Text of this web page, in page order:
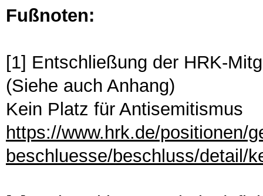
Fußnoten:
[1] Entschließung der HRK-
(Siehe auch Anhang)
Kein Platz für Antisemitismus
https://www.hrk.de/positionen/
beschluesse/beschluss/detail/